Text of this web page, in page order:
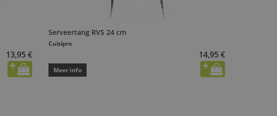
13,95 €
Serveertang RVS 24 cm
Cuisipro
14,95 €
Meer info